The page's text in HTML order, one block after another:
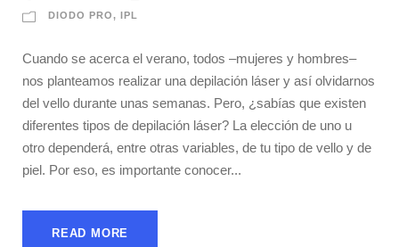
DIODO PRO, IPL
Cuando se acerca el verano, todos –mujeres y hombres–
nos planteamos realizar una depilación láser y así olvidarnos
del vello durante unas semanas. Pero, ¿sabías que existen
diferentes tipos de depilación láser? La elección de uno u
otro dependerá, entre otras variables, de tu tipo de vello y de
piel. Por eso, es importante conocer...
READ MORE